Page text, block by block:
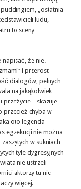
„ostatnia
ludu,
to sceny
napisać, że nie.
i przerost
dialogów, pełnych
na jakąkolwiek
przeżycie – skazuje
przecież chyba w
oto legenda
egzekucji nie można
w sukniach
tyle dygresyjnych
nie ustrzeli
aktorzy tu nie
więcej.